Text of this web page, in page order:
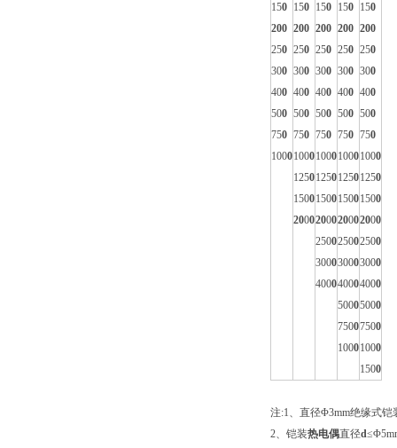
150
200
250
300
400
500
750
1000
150
200
250
300
400
500
750
1000
1250
1500
2000
150
200
250
300
400
500
750
1000
1250
1500
2000
2500
3000
4000
150
200
250
300
400
500
750
1000
1250
1500
2000
2500
3000
4000
5000
7500
1000
150
200
250
300
400
500
750
1000
1250
1500
2000
2500
3000
4000
5000
7500
1000
1500
注:1、直径Φ3mm绝缘式铠
2、铠装热电偶直径d